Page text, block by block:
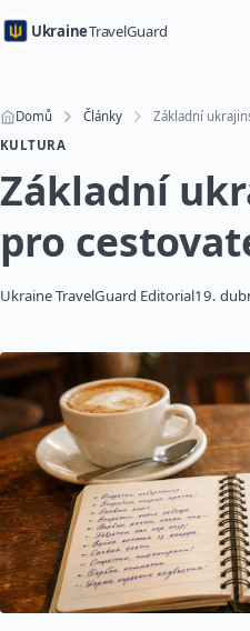
UkraineTravelGuard
Domů Články
Základní
KULTURA
Základní
pro
Ukraine TravelGuard Editorial19.